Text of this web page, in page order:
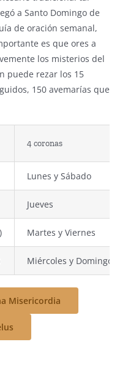
a Santo Domingo de
de oración semanal,
es que ores a
los misterios del
puede rezar los 15
150 avemarías que
4 coronas
Lunes y Sábado
Jueves
Martes y Viernes
Miércoles y Domingo
Misericordia